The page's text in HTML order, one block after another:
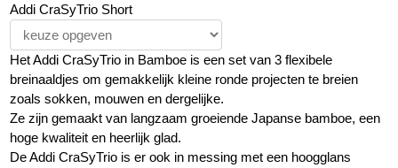
Addi CraSyTrio Short
Het Addi CraSyTrio in Bamboe is een set van 3 flexibele
breinaaldjes om gemakkelijk kleine ronde projecten te breien
zoals sokken, mouwen en dergelijke.
Ze zijn gemaakt van langzaam groeiende Japanse bamboe, een
hoge kwaliteit en heerlijk glad.
De Addi CraSyTrio is er ook in messing met een hoogglans